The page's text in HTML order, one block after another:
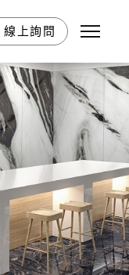
線上詢問